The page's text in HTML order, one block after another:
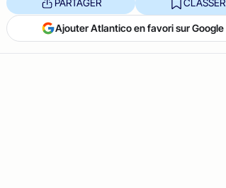
PARTAGER CLASSER
Ajouter Atlantico en favori sur Google